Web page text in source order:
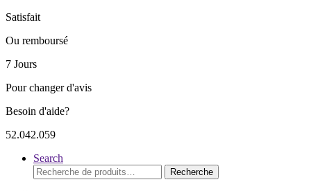
Satisfait
Ou remboursé
7 Jours
Pour changer d'avis
Besoin d'aide?
52.042.059
Search
Recherche
pour :
Recherche